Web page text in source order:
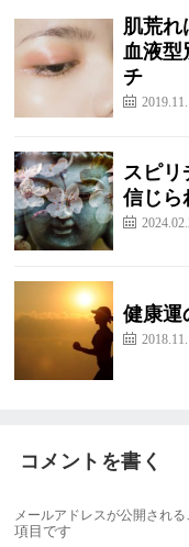
肌荒れ
血液
チ
スピリ
信じら
健康運
コメントを書く
メールアドレスが公開される
項目です